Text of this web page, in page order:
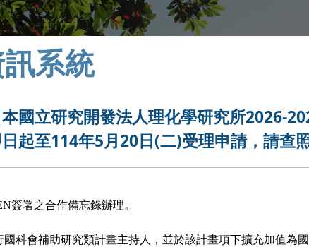
系統
本國立研究開發法人理化學研究所2026-
起至114年5月20日(二)受理申請，請查照
簽署之合作備忘錄辦理。
科會補助研究類計畫主持人，並於該計畫項下擴充加值為